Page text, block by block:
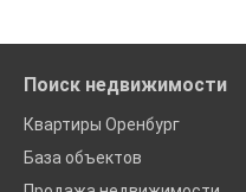
Поиск недвижимости
Квартиры Оренбург
База объектов